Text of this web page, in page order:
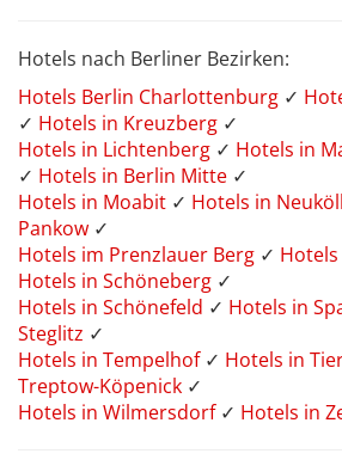
Hotels nach Berliner Bezirken:
Hotels Berlin Charlottenburg ✓
✓ Hotels in Kreuzberg ✓
Hotels in Lichtenberg ✓ Hotels in
✓ Hotels in Berlin Mitte ✓
Hotels in Moabit ✓ Hotels in
Pankow ✓
Hotels im Prenzlauer Berg ✓
Hotels in Schöneberg ✓
Hotels in Schönefeld ✓ Hotels in
Steglitz ✓
Hotels in Tempelhof ✓ Hotels in
Treptow-Köpenick ✓
Hotels in Wilmersdorf ✓ Hotels in